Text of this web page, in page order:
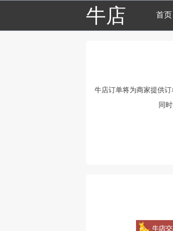
牛店 首页
牛店订单将为商家提供
同